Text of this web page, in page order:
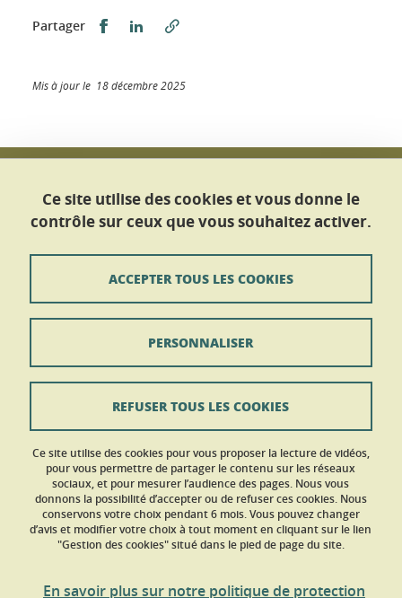
Partager Partager sur Facebook
Partager sur LinkedIn
Mis à jour le 18 décembre 2025
Maison Des Langues et des Cultures
Service Des Langues
CS 40 700
Tél : +33 (0)4 56 52 10 50
Nous contacter
Mentions légales
Données personnelles
Crédits
Gestion des cookies
Ce site utilise des cookies et vous donne le
contrôle sur ceux que vous souhaitez activer.
Ce site utilise des cookies pour vous proposer la lecture de vidéos,
pour vous permettre de partager le contenu sur les réseaux
sociaux, et pour mesurer l’audience des pages. Nous vous
donnons la possibilité d’accepter ou de refuser ces cookies. Nous
conservons votre choix pendant 6 mois. Vous pouvez changer
d’avis et modifier votre choix à tout moment en cliquant sur le lien
"Gestion des cookies" situé dans le pied de page du site.
En savoir plus sur notre politique de protection
ACCEPTER TOUS LES COOKIES
REFUSER TOUS LES COOKIES
PERSONNALISER